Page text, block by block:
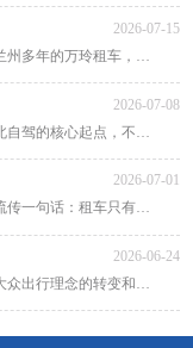
2026-07-15
租车自驾为什么推荐兰州万玲租车？扎根兰州多年的万玲租车，凭借本土化深耕、贴心靠谱
2026-07-08
在兰州租车自驾的好处有哪些？兰州是西北自驾的核心起点，不管是市区畅游黄河风情线，
2026-07-01
租车为什么只有一次和无数次？网上一直流传一句话：租车只有一次和无数次。很多人原
2026-06-24
为什么如今租车出行越来越受欢迎？随着大众出行理念的转变和租车行业的规范化发展，租